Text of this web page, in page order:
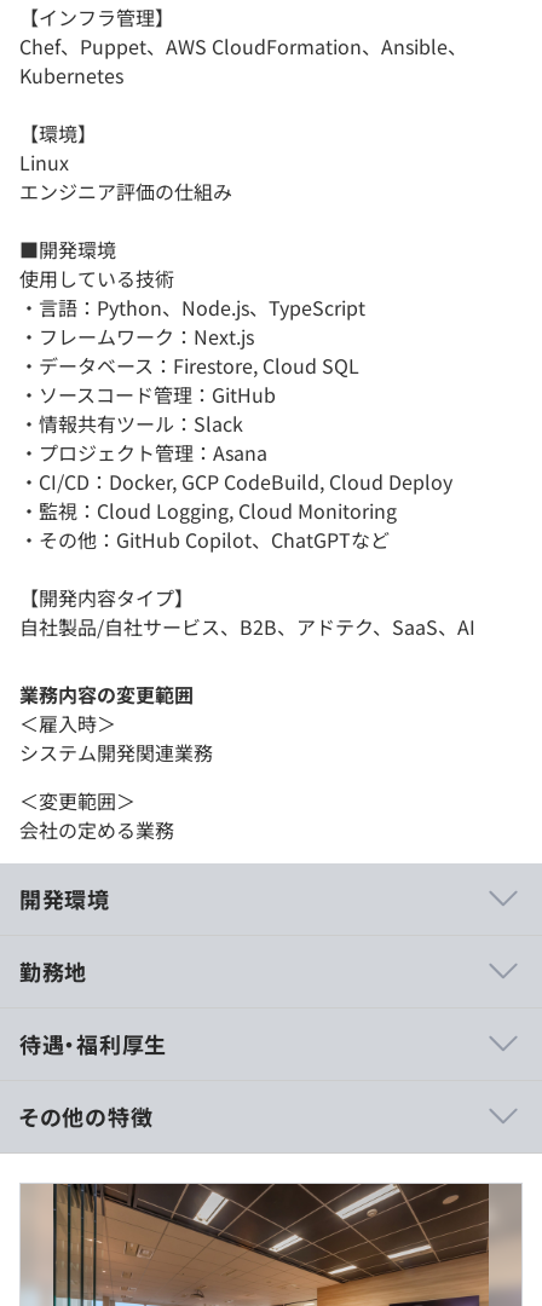
【インフラ管理】
Chef、Puppet、AWS CloudFormation、Ansible、
Kubernetes
【環境】
Linux
エンジニア評価の仕組み
■開発環境
使用している技術
・言語：Python、Node.js、TypeScript
・フレームワーク：Next.js
・データベース：Firestore, Cloud SQL
・ソースコード管理：GitHub
・情報共有ツール：Slack
・プロジェクト管理：Asana
・CI/CD：Docker, GCP CodeBuild, Cloud Deploy
・監視：Cloud Logging, Cloud Monitoring
・その他：GitHub Copilot、ChatGPTなど
【開発内容タイプ】
自社製品/自社サービス、B2B、アドテク、SaaS、AI
業務内容の変更範囲
＜雇入時＞
システム開発関連業務
＜変更範囲＞
会社の定める業務
開発環境
誕生月の社員に対して、会社から誕生日プレゼントを贈っ
◆シャッフルランチ
月に1回全社員参加の各部署の業務報告会・食事会
・部署ごとに月に１度ディナーやランチ
・部署ばらばらにシャッフルされたメンバーでランチ
・上司に悩みを相談したいときには1on1チケット
勤務地
待遇・福利厚生
年収：600～1200万円
月給：約500,000円〜（固定残業代を含む）
基本給：約369,942円～
固定残業代：約130,058円～（45時間分／超過分は別途支
その他の特徴